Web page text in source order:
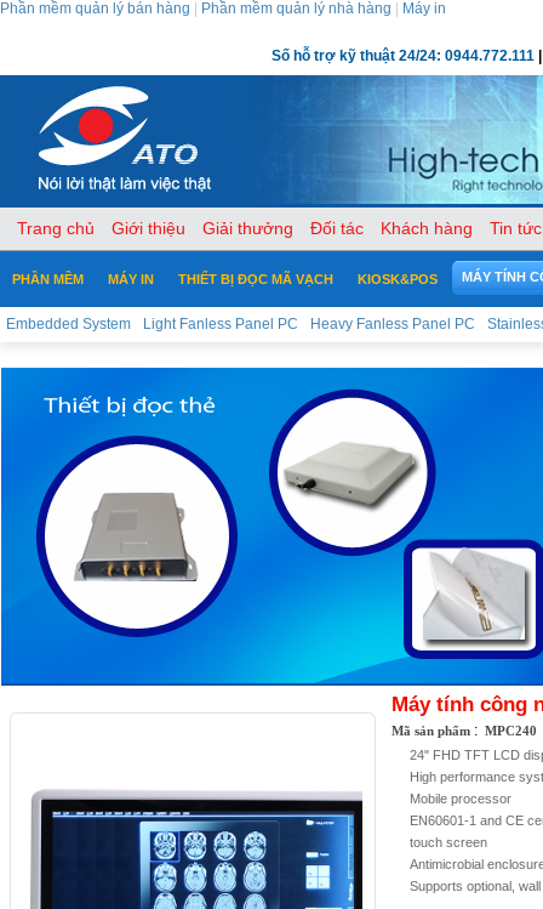
Phần mềm quản lý bán hàng Phần mềm quản lý nhà hàng Máy in
Số hỗ trợ kỹ thuật 24/24: 0944.772.111
Trang chủ Giới thiệu Giải thưởng Đối tác Khách hàng Tin tức
PHẦN MỀM MÁY IN THIẾT BỊ ĐỌC MÃ VẠCH KIOSK&POS MÁY TÍNH
Embedded System Light Fanless Panel PC Heavy Fanless Panel PC
Máy tính công
Mã sản phẩm : MPC240
24" FHD TFT LCD
High performance
Mobile processor
EN60601-1 and CE
touch screen
Antimicrobial
Supports optional,